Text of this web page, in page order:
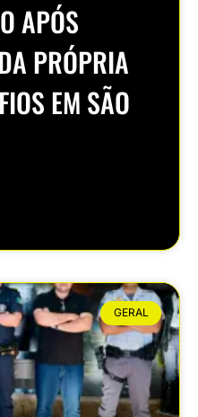
APÓS
PRÓPRIA
EM SÃO
GERAL